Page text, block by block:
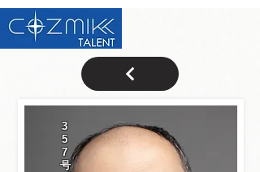
3
5
7
号